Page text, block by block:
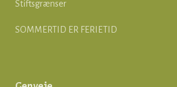
Stiftsgrænser
SOMMERTID ER FERIETID